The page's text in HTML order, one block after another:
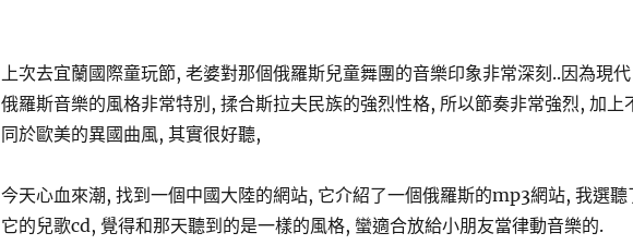
上次去宜蘭國際童玩節, 老婆對那個俄羅斯兒童舞團的音樂印象非常深刻..因為現代
俄羅斯音樂的風格非常特別, 揉合斯拉夫民族的強烈性格, 所以節奏非常強烈, 加上
同於歐美的異國曲風, 其實很好聽,
今天心血來潮, 找到一個中國大陸的網站, 它介紹了一個俄羅斯的mp3網站, 我選聽
它的兒歌cd, 覺得和那天聽到的是一樣的風格, 蠻適合放給小朋友當律動音樂的.